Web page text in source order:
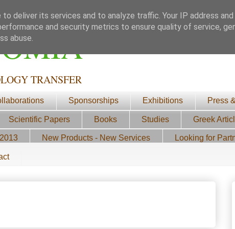
TRANSFER
Sponsorships Exhibitions Press
Scientific Papers Books Studies Greek
New Products - New Services Looking for
deliver its services and to analyze traffic. Your IP address
and security metrics to ensure quality of service,
abuse.